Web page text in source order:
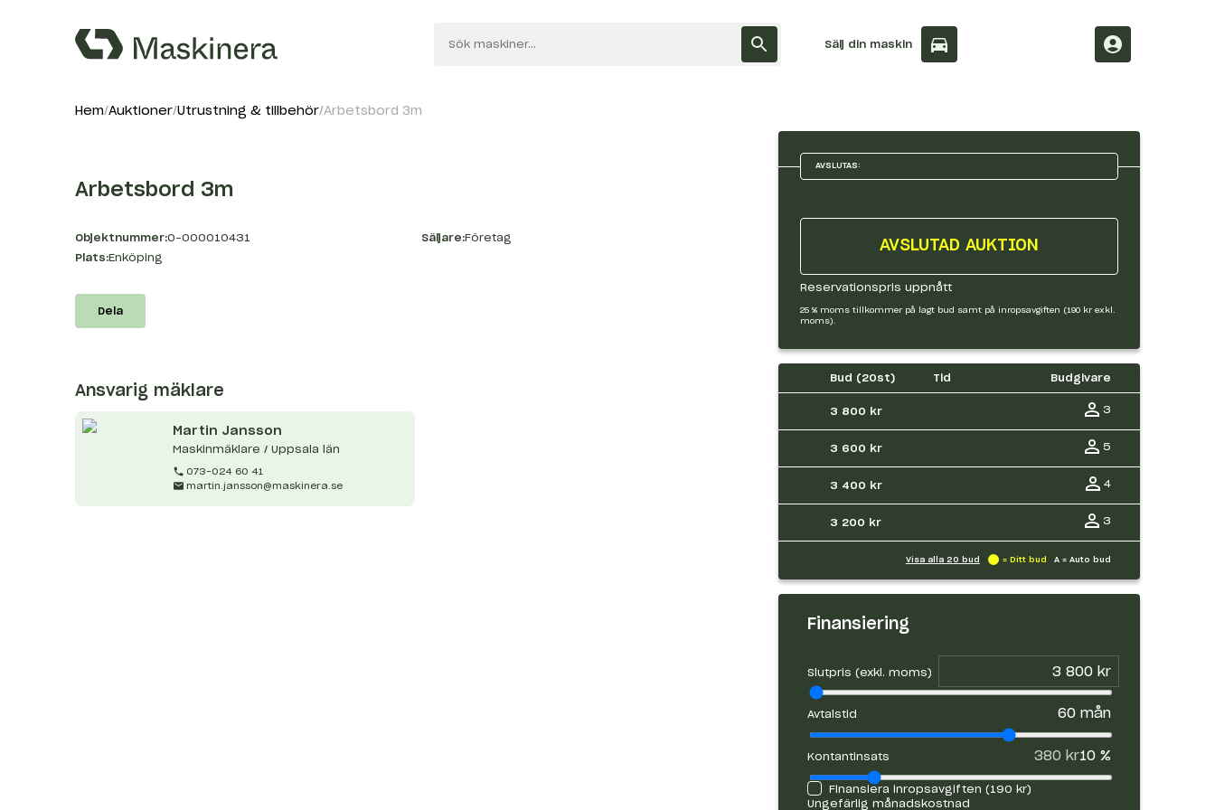
Sälj din maskin
Hem Auktioner Utrustning & tillbehör Arbetsbord 3m
AVSLUTAS:
AVSLUTAD AUKTION
Reservationspris uppnått
25 % moms tillkommer på lagt bud samt på inropsavgiften (190 kr exkl.
moms).
Bud (20st) Tid Budgivare
3 800 kr 3
3 600 kr 5
3 400 kr 4
3 200 kr 3
Visa alla 20 bud = Ditt bud A = Auto bud
Finansiering
Slutpris (exkl. moms)
Avtalstid 60mån
Kontantinsats 380 kr10%
Finansiera inropsavgiften (190 kr)
Ungefärlig månadskostnad
Arbetsbord 3m
Objektnummer:O-000010431 Säljare:Företag
Plats:Enköping
Dela
Ansvarig mäklare
Martin Jansson
Maskinmäklare / Uppsala län
073-024 60 41
martin.jansson@maskinera.se